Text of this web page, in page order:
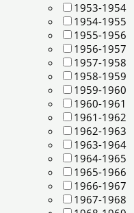
1953-1954
1954-1955
1955-1956
1956-1957
1957-1958
1958-1959
1959-1960
1960-1961
1961-1962
1962-1963
1963-1964
1964-1965
1965-1966
1966-1967
1967-1968